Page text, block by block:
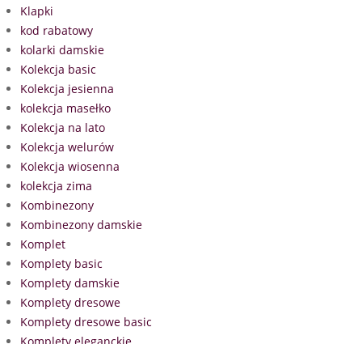
Klapki
kod rabatowy
kolarki damskie
Kolekcja basic
Kolekcja jesienna
kolekcja masełko
Kolekcja na lato
Kolekcja welurów
Kolekcja wiosenna
kolekcja zima
Kombinezony
Kombinezony damskie
Komplet
Komplety basic
Komplety damskie
Komplety dresowe
Komplety dresowe basic